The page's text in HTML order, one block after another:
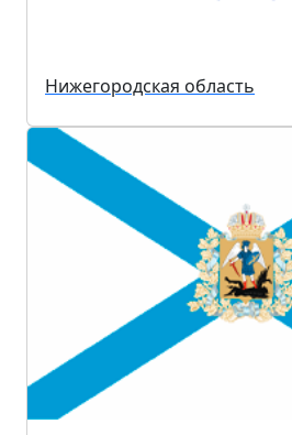
Нижегородская область